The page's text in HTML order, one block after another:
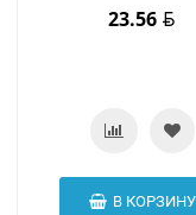
23.56
В КОРЗИНУ